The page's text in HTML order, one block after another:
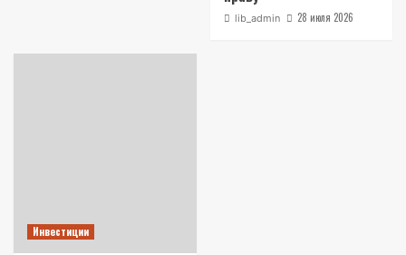
lib_admin 28 июля 2026
Инвестиции